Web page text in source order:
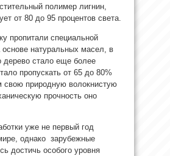
полимер лигнин,
от 80 до 95 процентов света.
пропитали специальной
основе натуральных масел, в
дерево стало еще более
пропускать от 65 до 80%
свою природную волокнистую
прочность оно
уже не первый год
однако зарубежные
достичь особого уровня